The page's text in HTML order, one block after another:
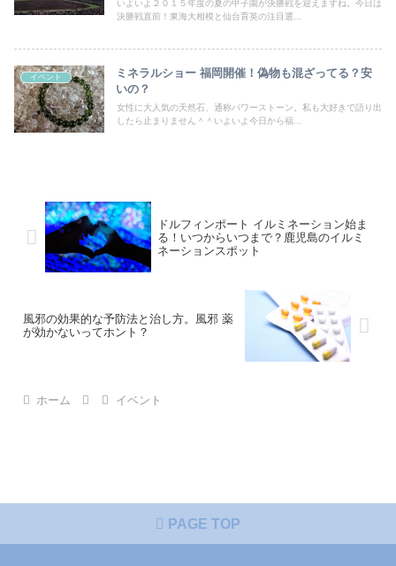
いよいよ２０１５年度の夏の甲子園が決勝戦を迎えますね。今日は
決勝戦直前！東海大相模と仙台育英の注目選...
イベント
ミネラルショー 福岡開催！偽物も混ざってる？安
いの？
女性に大人気の天然石、通称パワーストーン。私も大好きで語り出
したら止まりません＾＾いよいよ今日から福...
ドルフィンポート イルミネーション始ま
る！いつからいつまで？鹿児島のイルミ
ネーションスポット
風邪の効果的な予防法と治し方。風邪 薬
が効かないってホント？
ホーム イベント
PAGE TOP